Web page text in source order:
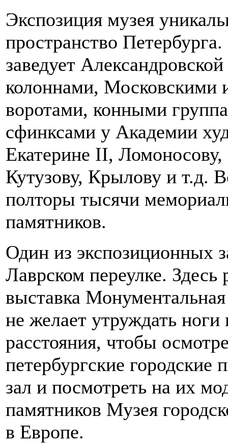
Экспозиция музея
пространство
заведует
колоннами,
воротами, конными
сфинксами у Академии
Екатерине II,
Кутузову, Крылову и т.д.
полторы тысячи
памятников.
Один из экспозиционных
Лаврском переулке. Здесь
выставка
не желает утруждать
расстояния, чтобы
петербургские городские
зал и посмотреть на их
памятников Музея
в Европе.